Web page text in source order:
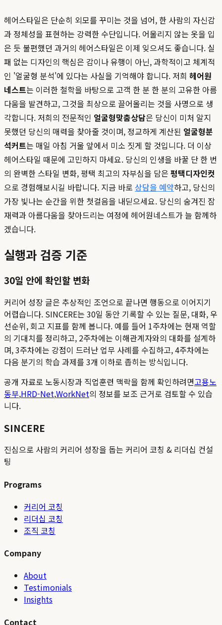
헤어스타일은 단순히 외모를 꾸미는 것을 넘어, 한 사람의 자신감
과 정체성을 표현하는 강력한 수단입니다. 어울리지 않는 옷을 입
은 듯 불편했던 과거의 헤어스타일은 이제 잊으셔도 좋습니다. 실
패 없는 디자인의 핵심은 감이나 유행이 아닌, 과학적이고 체계적
인 '얼굴형 분석'에 있다는 사실을 기억해야 합니다. 저희 헤어원
네스트는 이러한 철학을 바탕으로 고객 한 분 한 분의 고유한 아름
다움을 발견하고, 그것을 최상으로 끌어올리는 것을 사명으로 생
각합니다. 저희의 전문적인 얼굴형맞춤상담은 당신이 미처 알지
못했던 당신의 매력을 찾아줄 것이며, 정교하게 계산된 얼굴형분
석커트는 매일 아침 거울 앞에서 미소 짓게 할 것입니다. 더 이상
헤어스타일 때문에 고민하지 마세요. 당신의 인생을 바꿀 단 한 번
의 완벽한 스타일 변화, 평택 최고의 자부심을 담은 평택디자인컷
으로 경험해보시길 바랍니다. 지금 바로 상담을 예약하고, 당신의
가장 빛나는 순간을 위한 첫걸음을 내딛으세요. 당신의 숨겨진 잠
재력과 아름다움을 찾아드리는 여정에 헤어원네스트가 늘 함께하
겠습니다.
실행과 검증 기준
30일 안에 확인할 변화
커리어 성장 글은 추상적인 조언으로 끝나면 행동으로 이어지기
어렵습니다. SINCERE는 30일 동안 기록할 수 있는 질문, 대화, 우
선순위, 회고 지표를 함께 봅니다. 예를 들어 1주차에는 현재 역할
의 기대치를 정리하고, 2주차에는 이해관계자와의 대화를 설계하
며, 3주차에는 강점이 드러난 업무 사례를 수집하고, 4주차에는
다음 분기의 학습 과제를 3개 이하로 좁히는 방식입니다.
공개 자료로 노동시장과 직업훈련 맥락을 함께 확인하려면고용노
동부,HRD-Net,WorkNet의 정보를 보조 근거로 검토할 수 있습
니다.
SINCERE
진심으로 사람의 커리어 성장을 돕는 커리어 코칭 & 리더십 컨설
팅
Programs
커리어 코칭
리더십 코칭
조직 코칭
Company
About
Testimonials
Insights
Contact